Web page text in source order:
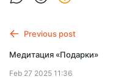
Previous post
Медитация «Подарки»
Feb 27 2025 11:36